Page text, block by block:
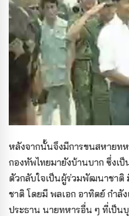
หลังจากนั้นจึงมีการขนสหายท
กองทัพไทยมายังบ้านบาก ซึ่งเ
ตัวกลับใจเป็นผู้ร่วมพัฒนาชาติ
ชาติ โดยมี พลเอก อาทิตย์ กำลั
ประธาน นายทหารอื่น ๆ ที่เป็น